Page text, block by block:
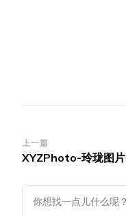
博
文
导
航
上一篇
XYZPhoto-玲珑图片